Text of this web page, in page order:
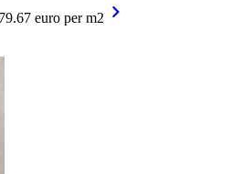
euro per m2